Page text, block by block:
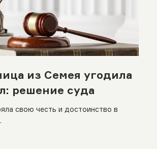
из Семея угодила
решение суда
свою честь и достоинство в